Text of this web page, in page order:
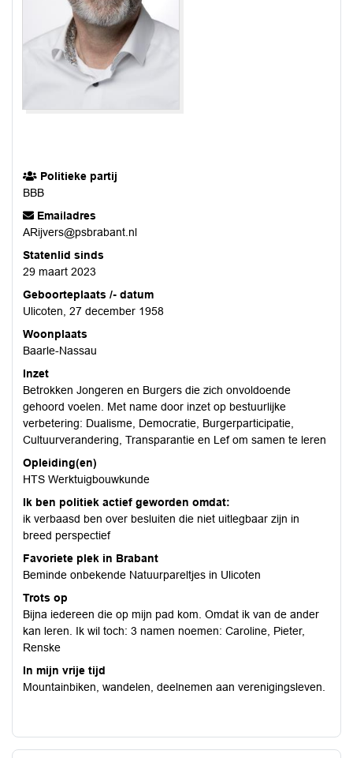
Politieke partij
BBB
Emailadres
ARijvers@psbrabant.nl
Statenlid sinds
29 maart 2023
Geboorteplaats /- datum
Ulicoten, 27 december 1958
Woonplaats
Baarle-Nassau
Inzet
Betrokken Jongeren en Burgers die zich onvoldoende
gehoord voelen. Met name door inzet op bestuurlijke
verbetering: Dualisme, Democratie, Burgerparticipatie,
Cultuurverandering, Transparantie en Lef om samen te leren
Opleiding(en)
HTS Werktuigbouwkunde
Ik ben politiek actief geworden omdat:
ik verbaasd ben over besluiten die niet uitlegbaar zijn in
breed perspectief
Favoriete plek in Brabant
Beminde onbekende Natuurpareltjes in Ulicoten
Trots op
Bijna iedereen die op mijn pad kom. Omdat ik van de ander
kan leren. Ik wil toch: 3 namen noemen: Caroline, Pieter,
Renske
In mijn vrije tijd
Mountainbiken, wandelen, deelnemen aan verenigingsleven.